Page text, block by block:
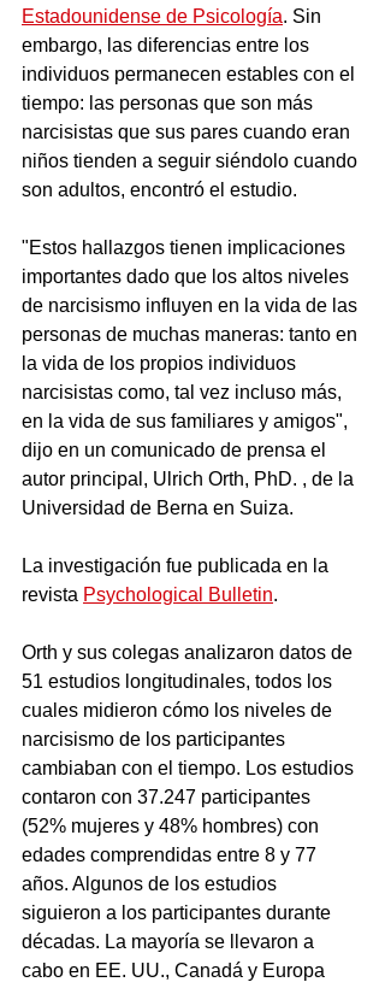
Estadounidense de Psicología. Sin
embargo, las diferencias entre los
individuos permanecen estables con el
tiempo: las personas que son más
narcisistas que sus pares cuando eran
niños tienden a seguir siéndolo cuando
son adultos, encontró el estudio.
"Estos hallazgos tienen implicaciones
importantes dado que los altos niveles
de narcisismo influyen en la vida de las
personas de muchas maneras: tanto en
la vida de los propios individuos
narcisistas como, tal vez incluso más,
en la vida de sus familiares y amigos",
dijo en un comunicado de prensa el
autor principal, Ulrich Orth, PhD. , de la
Universidad de Berna en Suiza.
La investigación fue publicada en la
revista Psychological Bulletin.
Orth y sus colegas analizaron datos de
51 estudios longitudinales, todos los
cuales midieron cómo los niveles de
narcisismo de los participantes
cambiaban con el tiempo. Los estudios
contaron con 37.247 participantes
(52% mujeres y 48% hombres) con
edades comprendidas entre 8 y 77
años. Algunos de los estudios
siguieron a los participantes durante
décadas. La mayoría se llevaron a
cabo en EE. UU., Canadá y Europa